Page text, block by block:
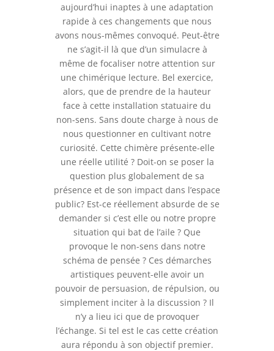
aujourd’hui inaptes à une adaptation
rapide à ces changements que nous
avons nous-mêmes convoqué. Peut-être
ne s’agit-il là que d’un simulacre à
même de focaliser notre attention sur
une chimérique lecture. Bel exercice,
alors, que de prendre de la hauteur
face à cette installation statuaire du
non-sens. Sans doute charge à nous de
nous questionner en cultivant notre
curiosité. Cette chimère présente-elle
une réelle utilité ? Doit-on se poser la
question plus globalement de sa
présence et de son impact dans l’espace
public? Est-ce réellement absurde de se
demander si c’est elle ou notre propre
situation qui bat de l’aile ? Que
provoque le non-sens dans notre
schéma de pensée ? Ces démarches
artistiques peuvent-elle avoir un
pouvoir de persuasion, de répulsion, ou
simplement inciter à la discussion ? Il
n’y a lieu ici que de provoquer
l’échange. Si tel est le cas cette création
aura répondu à son objectif premier.